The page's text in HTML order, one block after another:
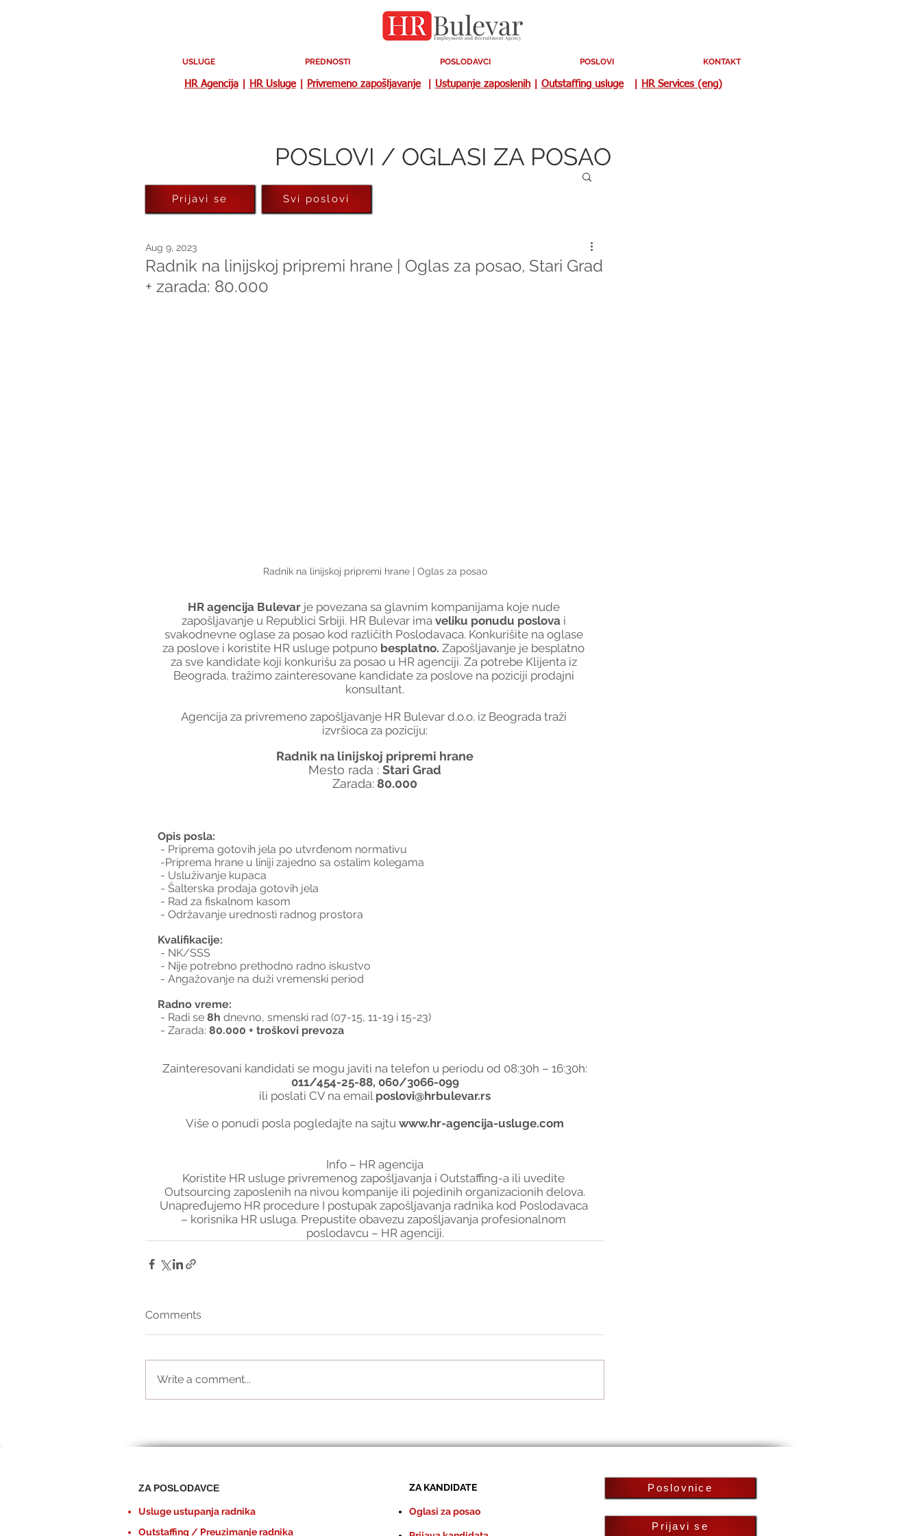
USLUGE PREDNOSTI POSLODAVCI POSLOVI KONTAKT
HR Agencija| HR Usluge| Privremeno zapošljavanje| Ustupanje zaposlenih| Outstaffing usluge| HR Services (eng)
POSLOVI / OGLASI ZA POSAO
Radnik na linijskoj pripremi hrane | Oglas za posao, Stari Grad
+ zarada: 80.000
Aug 9, 2023
Radnik na linijskoj pripremi hrane | Oglas za posao
HR agencija Bulevar je povezana sa glavnim kompanijama koje nude
zapošljavanje u Republici Srbiji. HR Bulevar ima veliku ponudu poslova i
svakodnevne oglase za posao kod različith Poslodavaca. Konkurišite na oglase
za poslove i koristite HR usluge potpuno besplatno. Zapošljavanje je besplatno
za sve kandidate koji konkurišu za posao u HR agenciji. Za potrebe Klijenta iz
Beograda, tražimo zainteresovane kandidate za poslove na poziciji prodajni
konsultant.
Agencija za privremeno zapošljavanje HR Bulevar d.o.o. iz Beograda traži
izvršioca za poziciju:
Radnik na linijskoj pripremi hrane
Mesto rada : Stari Grad
Zarada: 80.000
Opis posla:
- Priprema gotovih jela po utvrđenom normativu
-Priprema hrane u liniji zajedno sa ostalim kolegama
- Usluživanje kupaca
- Šalterska prodaja gotovih jela
- Rad za fiskalnom kasom
- Održavanje urednosti radnog prostora
Kvalifikacije:
- NK/SSS
- Nije potrebno prethodno radno iskustvo
- Angažovanje na duži vremenski period
Radno vreme:
- Radi se 8h dnevno, smenski rad (07-15, 11-19 i 15-23)
- Zarada: 80.000 + troškovi prevoza
Zainteresovani kandidati se mogu javiti na telefon u periodu od 08:30h – 16:30h:
011/454-25-88, 060/3066-099
ili poslati CV na email poslovi@hrbulevar.rs
Više o ponudi posla pogledajte na sajtu www.hr-agencija-usluge.com
Info – HR agencija
Koristite HR usluge privremenog zapošljavanja i Outstaffing-a ili uvedite
Outsourcing zaposlenih na nivou kompanije ili pojedinih organizacionih delova.
Unapređujemo HR procedure I postupak zapošljavanja radnika kod Poslodavaca
– korisnika HR usluga. Prepustite obavezu zapošljavanja profesionalnom
poslodavcu – HR agenciji.
Comments
Write a comment...
Prijavi se Svi poslovi
ZA POSLODAVCE
Usluge ustupanja radnika
Outstaffing / Preuzimanje radnika
ZA KANDIDATE
Oglasi za posao
Poslovnice
Prijavi se